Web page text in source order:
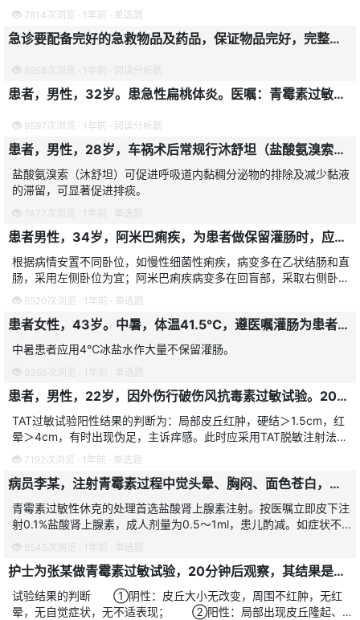
terindie，每日4次。Biw，bi
7814次浏览 · 1年前 · 单选题
急诊要配备完好的急救物品及药品，保证物品完好，完整无缺，处于备用状态。做到及时检查维修和维护，以确保患者的及时使用和护理安全。
8958次浏览 · 1年前 · 阅读分析题
患者，男性，32岁。患急性扁桃体炎。医嘱：青霉素过敏试验阴性后，肌内注射160万U青霉素。
9597次浏览 · 1年前 · 阅读分析题
患者，男性，28岁，车祸术后常规行沐舒坦（盐酸氨溴索）雾化吸入，其目的是
盐酸氨溴索（沐舒坦）可促进呼吸道内黏稠分泌物的排除及减少黏液
的滞留，可显著促进排痰。
7477次浏览 · 1年前 · 单选题
患者男性，34岁，阿米巴痢疾，为患者做保留灌肠时，应让患者采取右侧卧位，其目的是
根据病情安置不同卧位，如慢性细菌性痢疾，病变多在乙状结肠和直
肠，采用左侧卧位为宜；阿米巴痢疾病变多在回盲部，采取右侧卧
位，以提高治疗效果。
6520次浏览 · 1年前 · 单选题
患者女性，43岁。中暑，体温41.5℃，遵医嘱灌肠为患者降温，正确的做法是
中暑患者应用4℃冰盐水作大量不保留灌肠。
9365次浏览 · 1年前 · 单选题
患者，男性，22岁，因外伤行破伤风抗毒素过敏试验。20分钟后结果示局部皮丘红肿，硬结大于1.5cm，红晕大于4cm，自述有痒感。此时护士采取的正确处理措施是
TAT过敏试验阳性结果的判断为：局部皮丘红肿，硬结＞1.5cm，红
晕＞4cm，有时出现伪足，主诉痒感。此时应采用TAT脱敏注射法：
将TAT分为0.1ml、0.2ml、0.3ml和余量4组，分别加入生理
7192次浏览 · 1年前 · 单选题
病员李某，注射青霉素过程中觉头晕、胸闷、面色苍白，查体脉细弱，血压下降。应立即注射的药物是
青霉素过敏性休克的处理首选盐酸肾上腺素注射。按医嘱立即皮下注
射0.1%盐酸肾上腺素，成人剂量为0.5～1ml，患儿酌减。如症状不
缓解，可每隔30分钟皮下或静脉注射0.5ml，直至脱离危险期。此药
8545次浏览 · 1年前 · 单选题
护士为张某做青霉素过敏试验，20分钟后观察，其结果是：局部皮丘隆起，出现红晕，直径1.5cm，应判断为
试验结果的判断 ①阴性：皮丘大小无改变，周围不红肿，无红
晕，无自觉症状，无不适表现； ②阳性：局部出现皮丘隆起、